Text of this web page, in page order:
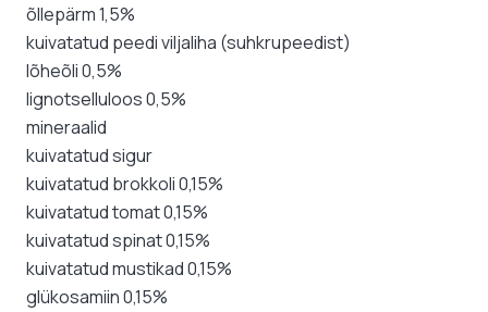
õllepärm 1,5%
kuivatatud peedi viljaliha (suhkrupeedist)
lõheõli 0,5%
lignotselluloos 0,5%
mineraalid
kuivatatud sigur
kuivatatud brokkoli 0,15%
kuivatatud tomat 0,15%
kuivatatud spinat 0,15%
kuivatatud mustikad 0,15%
glükosamiin 0,15%